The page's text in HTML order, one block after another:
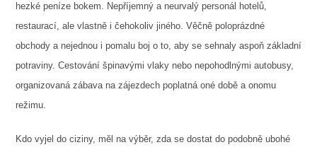
hezké peníze bokem. Nepříjemný a neurvalý personál hotelů,
restaurací, ale vlastně i čehokoliv jiného. Věčně poloprázdné
obchody a nejednou i pomalu boj o to, aby se sehnaly aspoň základní
potraviny. Cestování špinavými vlaky nebo nepohodlnými autobusy,
organizovaná zábava na zájezdech poplatná oné době a onomu
režimu.
Kdo vyjel do ciziny, měl na výběr, zda se dostat do podobně ubohé